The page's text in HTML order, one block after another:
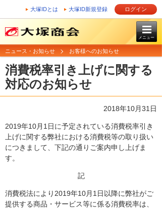
大塚IDとは 大塚ID新規登録 ログイン
メニュー
ニュース・お知らせ お客様へのお知らせ
消費税率引き上げに関する
対応のお知らせ
2018年10月31日
2019年10月1日に予定されている消費税率引き
上げに関する弊社における消費税等の取り扱い
につきまして、下記の通りご案内申し上げま
す。
記
消費税法により2019年10月1日以降に弊社がご
提供する商品・サービス等に係る消費税率は、